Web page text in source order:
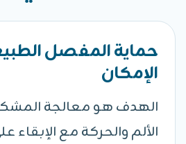
حماية المفصل
الإمكان
الهدف هو معالجة
الألم والحركة مع